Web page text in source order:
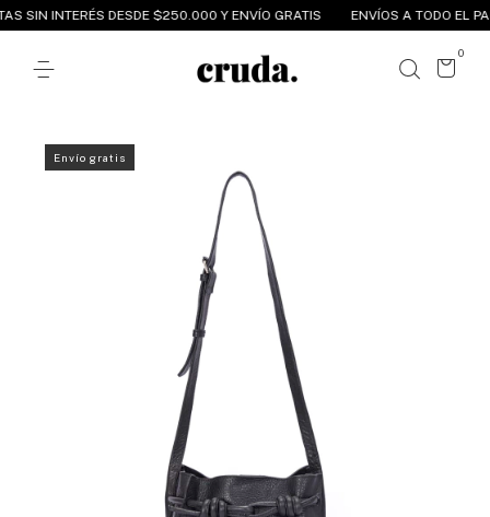
SIN INTERÉS DESDE $250.000 Y ENVÍO GRATIS ENVÍOS A TODO EL
0
Envío gratis